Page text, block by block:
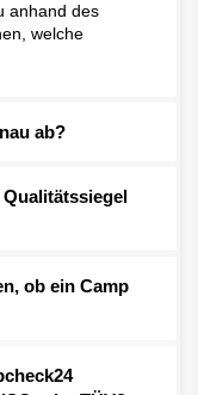
anhand des
welche
ab?
Qualitätssiegel
ob ein Camp